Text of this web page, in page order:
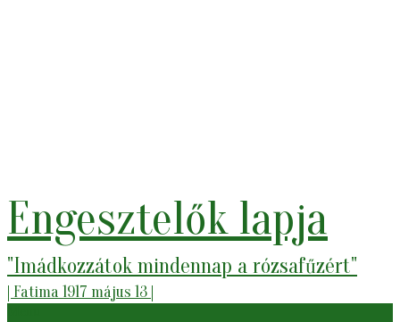
Engesztelők lapja
"Imádkozzátok mindennap a rózsafűzért"
| Fatima 1917 május 13 |